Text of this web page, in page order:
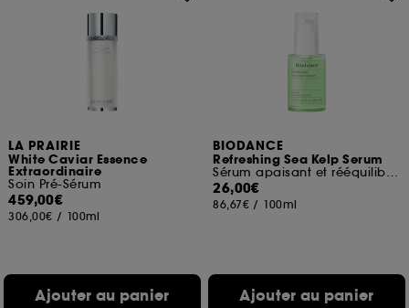
LA PRAIRIE
White Caviar Essence
Extraordinaire
Soin Pré-Sérum
459,00€
306,00€ / 100ml
Ajouter au panier
BIODANCE
Refreshing Sea Kelp Serum
Sérum apaisant et rééquilibrant
26,00€
86,67€ / 100ml
Ajouter au panier